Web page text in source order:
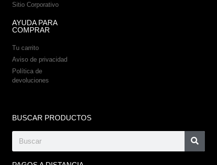
Sitio Corporativo
AYUDA PARA
COMPRAR
Tu carrito
Aviso de privacidad
Política de
devoluciones
BUSCAR PRODUCTOS